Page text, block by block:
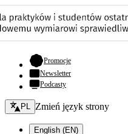
Promocje- otwiera się w
Newsletter
Podcasty
Zmień język - bieżący:
PL Zmień język strony
English (EN)